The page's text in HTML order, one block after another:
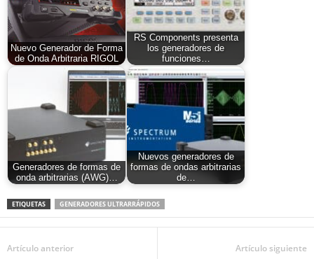
Nuevo Generador de Forma
de Onda Arbitraria RIGOL
RS Components presenta
los generadores de
funciones…
Generadores de formas de
onda arbitrarias (AWG)…
Nuevos generadores de
formas de ondas arbitrarias
de…
ETIQUETAS GENERADORES ULTRARRÁPIDOS
Artículo anterior Artículo siguiente